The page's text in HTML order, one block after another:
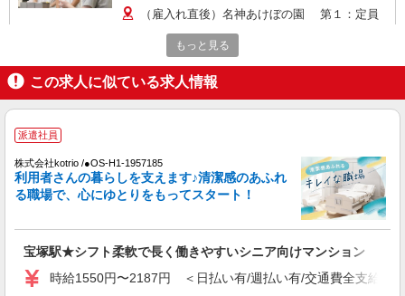
修) 211,200円(介護福祉士､社会福
祉士､障害福祉サービス管理責任者､相談支援専門
員､精神保健福祉士､保育士､幼稚園教諭､特別支援
学校教諭､小中高等学校教諭) 介護職員等処遇改
善手当：基本給の10％＋14,100円 処遇改善手当
①介護福祉士資格を有し当事業団正規職員の勤
務年数に応じて月額28,000円〜40,000円 ②上記
（雇入れ直後）名神あけぼの園 第１：定員
40名（就労継続支援B型20名、生活介護20名）、
第２：定員40名（就労継続支援B型）の障がい
者施設 兵庫県西宮市津門大箇町2-13 （変更の範
囲）法人の定める事業所 ※市内の他の勤務場所へ
勤務日又は勤務時間を変更する場合があります。
キープ 詳細を見る
正社員
社会福祉法人西宮市社会福祉事業団 西宮市立介護老人保健施設すこ
やかケア西宮
介護老人保健施設の介護員
月額給与：286,070円〜300,420円 ※夜勤月4
回 【内訳】基本給：202,700円(介護職員初任者研
介護職員等処遇改善手当：基本給の10％＋14,100
円 処遇改善手当 ①介護福祉士資格を有し当
事業団正規職員の勤務年数に応じて月額28,000
（雇入れ直後）西宮市立介護老人保健施設すこ
やかケア西宮 （定員：100名（短期入所含
む）） 兵庫県西宮市林田町7-17 （変更の範囲）
法人の定める事業所
キープ 詳細を見る
もっと見る
この求人に似ている求人情報
派遣社員
株式会社kotrio /●OS-H1-1957185
利用者さんの暮らしを支えます♪清潔感のあふれ
る職場で、心にゆとりをもってスタート！
宝塚駅★シフト柔軟で長く働きやすいシニア向けマンション
時給1550円〜2187円 ＜日払い有/週払い有/交通費全支給(ガ